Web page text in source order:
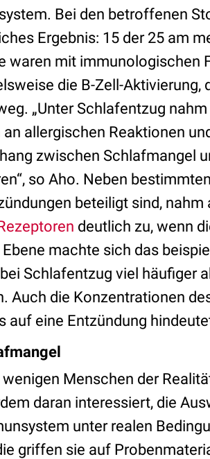
Bei den betroffenen
Ergebnis: 15 der 25 am
waren mit immunologischen
die B-Zell-Aktivierung,
„Unter Schlafentzug
allergischen Reaktionen
zwischen Schlafmangel
so Aho. Neben bestimmten
beteiligt sind, nahm
deutlich zu, wenn
machte sich das
Schlafentzug viel häufiger
Auch die Konzentrationen
auf eine Entzündung
Menschen der
daran interessiert, die
unter realen
griffen sie auf